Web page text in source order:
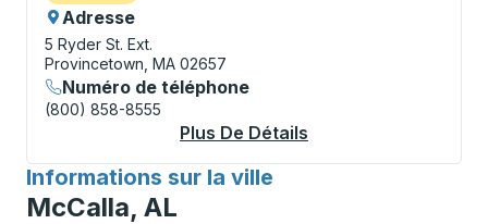
Adresse
5 Ryder St. Ext.
Provincetown, MA 02657
Numéro de téléphone
(800) 858-8555
Plus De Détails
Informations sur la ville
pour
McCalla, AL